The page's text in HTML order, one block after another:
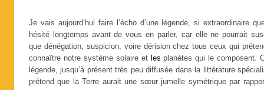
Je vais aujourd’hui faire l’écho d’une légende, si extraordinaire
hésité longtemps avant de vous en parler, car elle ne pourrait
que dénégation, suspicion, voire dérision chez tous ceux qui
connaître notre système solaire et les planètes qui le composent.
légende, jusqu’à présent très peu diffusée dans la littérature
prétend que la Terre aurait une sœur jumelle symétrique par